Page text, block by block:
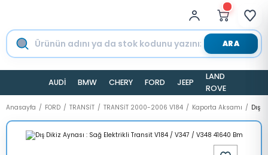
ARA
AUDİ BMW CHERY FORD JEEP
LAND
ROVER
Anasayfa FORD TRANSİT TRANSİT 2000-2006 V184 Kaporta Aksamı Dış